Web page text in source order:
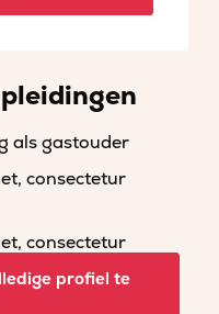
als gastouder
consectetur
consectetur
consectetur
profiel te